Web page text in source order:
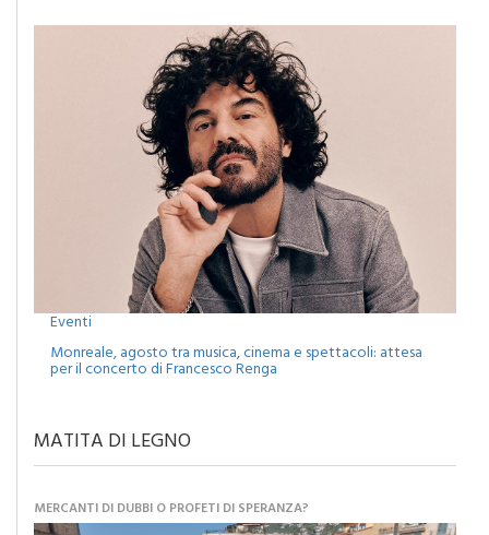
Eventi
Monreale, agosto tra musica, cinema e spettacoli: attesa
MATITA DI LEGNO